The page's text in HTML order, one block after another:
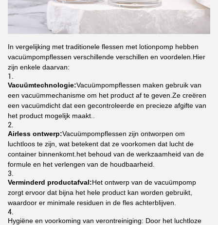
In vergelijking met traditionele flessen met lotionpomp hebben
vacuümpompflessen verschillende verschillen en voordelen. Hier
zijn enkele daarvan:
Vacuümtechnologie:Vacuümpompflessen maken gebruik van
een vacuümmechanisme om het product af te geven.Ze creëren
een vacuümdicht dat een gecontroleerde en precieze afgifte van
het product mogelijk maakt..
Airless ontwerp:Vacuümpompflessen zijn ontworpen om
luchtloos te zijn, wat betekent dat ze voorkomen dat lucht de
container binnenkomt.het behoud van de werkzaamheid van de
formule en het verlengen van de houdbaarheid.
Verminderd productafval:Het ontwerp van de vacuümpomp
zorgt ervoor dat bijna het hele product kan worden gebruikt,
waardoor er minimale residuen in de fles achterblijven.
Hygiëne en voorkoming van verontreiniging: Door het luchtloze